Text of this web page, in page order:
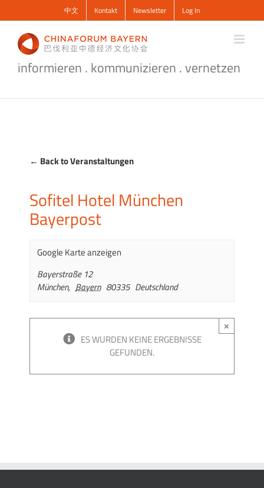
Inhalt
springen
中文 Kontakt Newsletter Log In
informieren . kommunizieren . vernetzen
← Back to Veranstaltungen
Sofitel Hotel München
Bayerpost
Google Karte anzeigen
Bayerstraße 12
München, Bayern 80335 Deutschland
×
ES WURDEN KEINE ERGEBNISSE
GEFUNDEN.